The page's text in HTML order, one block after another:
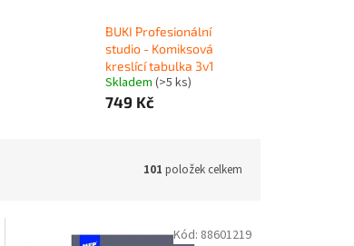
BUKI Profesionální
studio - Komiksová
kreslící tabulka 3v1
Skladem (>5 ks)
749 Kč
101 položek celkem
Kód: 88601219